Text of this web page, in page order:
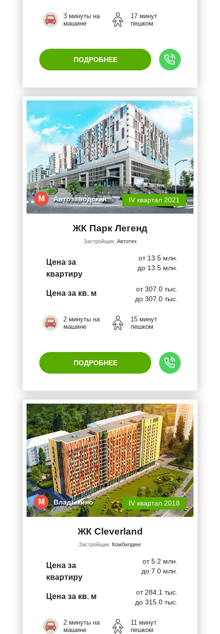
3 минуты на
машине
17 минут
пешком
ПОДРОБНЕЕ
М Автозаводская IV квартал 2021
ЖК Парк Легенд
Застройщик: Автотех
Цена за
квартиру
от 13.5 млн.
до 13.5 млн.
Цена за кв. м
от 307.0 тыс.
до 307.0 тыс.
2 минуты на
машине
15 минут
пешком
ПОДРОБНЕЕ
М Владыкино IV квартал 2018
ЖК Cleverland
Застройщик: Комбилдинг
Цена за
квартиру
от 5.2 млн.
до 7.0 млн.
Цена за кв. м
от 284.1 тыс.
до 315.0 тыс.
2 минуты на
машине
11 минут
пешком